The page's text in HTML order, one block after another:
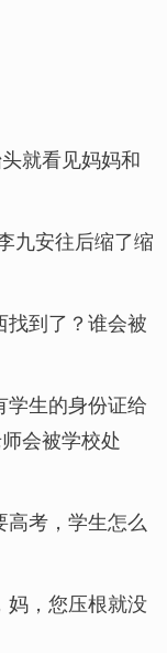
就看见妈妈和
九安往后缩了缩
找到了？谁会被
学生的身份证给
会被学校处
高考，学生怎么
妈，您压根就没